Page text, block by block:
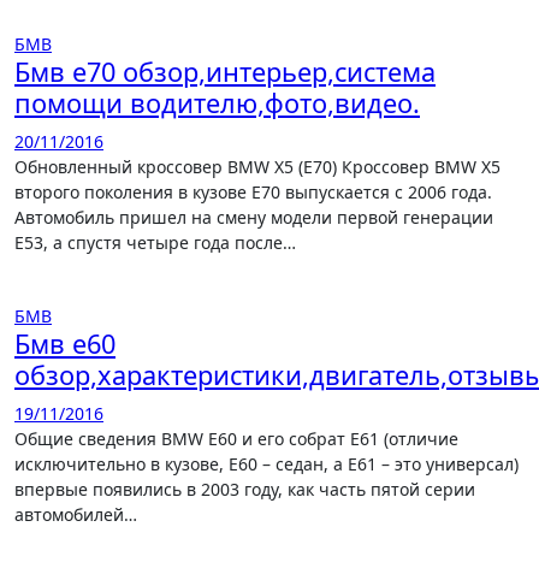
БМВ
Бмв е70 обзор,интерьер,система
помощи водителю,фото,видео.
20/11/2016
Обновленный кроссовер BMW X5 (E70) Кроссовер BMW X5
второго поколения в кузове E70 выпускается с 2006 года.
Автомобиль пришел на смену модели первой генерации
E53, а спустя четыре года после…
БМВ
Бмв е60
19/11/2016
Общие сведения BMW E60 и его собрат E61 (отличие
исключительно в кузове, E60 – седан, а E61 – это универсал)
впервые появились в 2003 году, как часть пятой серии
автомобилей…